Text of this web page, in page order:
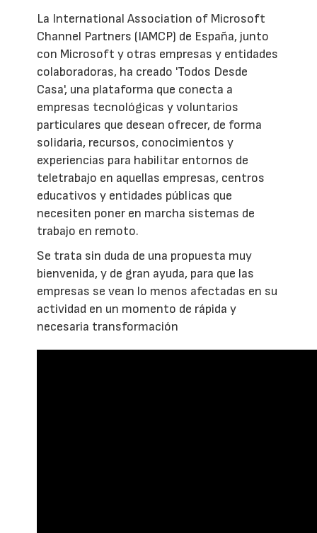
La International Association of Microsoft
Channel Partners (IAMCP) de España, junto
con Microsoft y otras empresas y entidades
colaboradoras, ha creado 'Todos Desde
Casa', una plataforma que conecta a
empresas tecnológicas y voluntarios
particulares que desean ofrecer, de forma
solidaria, recursos, conocimientos y
experiencias para habilitar entornos de
teletrabajo en aquellas empresas, centros
educativos y entidades públicas que
necesiten poner en marcha sistemas de
trabajo en remoto.
Se trata sin duda de una propuesta muy
bienvenida, y de gran ayuda, para que las
empresas se vean lo menos afectadas en su
actividad en un momento de rápida y
necesaria transformación